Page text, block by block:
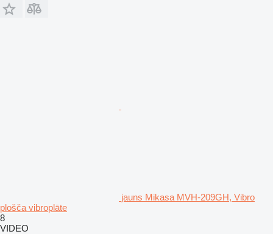
jauns Mikasa MVH-209GH, Vibro
plošča vibroplāte
8
VIDEO